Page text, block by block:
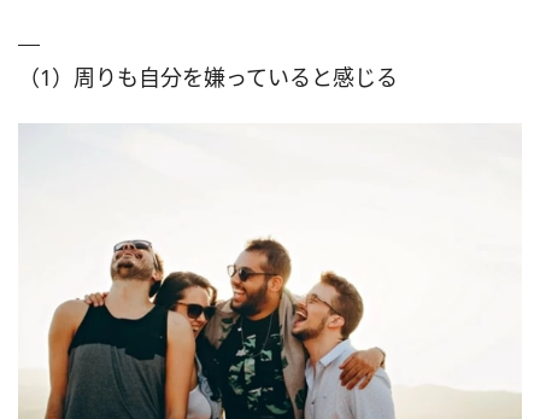
（1）周りも自分を嫌っていると感じる